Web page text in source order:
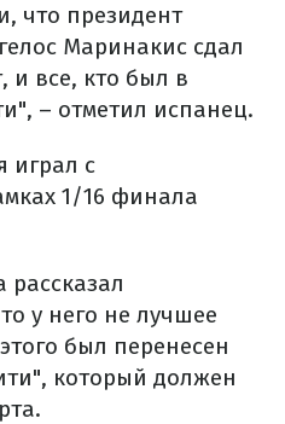
что президент
Маринакис сдал
и все, кто был в
– отметил испанец.
играл с
1/16 финала
рассказал
у него не лучшее
был перенесен
который должен